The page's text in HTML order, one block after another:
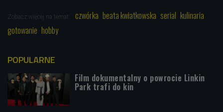
Zobacz więcej na temat: czwórka beata kwiatkowska serial kulinaria
gotowanie hobby
POPULARNE
Film dokumentalny o powrocie Linkin
Park trafi do kin